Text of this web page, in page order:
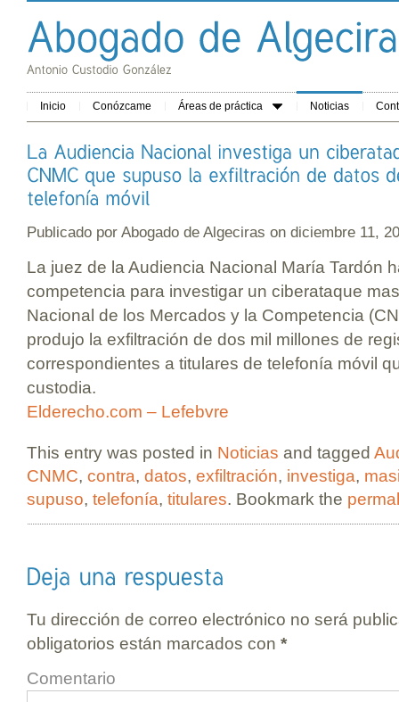
Inicio Conózcame Áreas de práctica Noticias
Publicado por Abogado de Algeciras on diciembre 11,
La juez de la Audiencia Nacional María Tardón
competencia para investigar un ciberataque
Nacional de los Mercados y la Competencia
produjo la exfiltración de dos mil millones de
correspondientes a titulares de telefonía móvil
custodia.
Elderecho.com – Lefebvre
This entry was posted in Noticias and tagged
CNMC, contra, datos, exfiltración, investiga,
supuso, telefonía, titulares. Bookmark the
Tu dirección de correo electrónico no será
obligatorios están marcados con *
Comentario